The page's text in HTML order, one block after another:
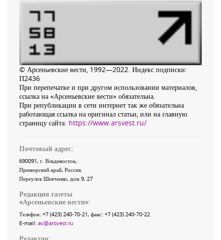
© Арсеньевские вести, 1992—2022. Индекс подписки:
П2436
При перепечатке и при другом использовании материалов,
ссылка на «Арсеньевские вести» обязательна.
При републикации в сети интернет так же обязательна
работающая ссылка на оригинал статьи, или на главную
страницу сайта: https://www.arsvest.ru/
Почтовый адрес:
690091, г. Владивосток,
Приморский край, Россия
Переулок Шевченко, дом 9, 27
Редакция газеты
«Арсеньевские вести»:
Телефон: +7 (423) 240-70-21, факс: +7 (423) 240-70-22
E-mail: av@arsvest.ru